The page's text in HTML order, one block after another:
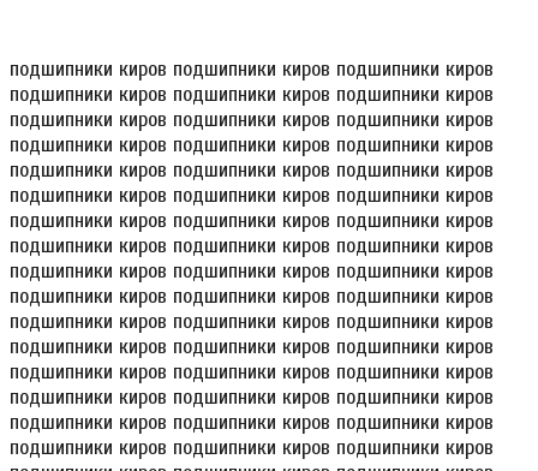
подшипники киров подшипники киров подшипники киров
подшипники киров подшипники киров подшипники киров
подшипники киров подшипники киров подшипники киров
подшипники киров подшипники киров подшипники киров
подшипники киров подшипники киров подшипники киров
подшипники киров подшипники киров подшипники киров
подшипники киров подшипники киров подшипники киров
подшипники киров подшипники киров подшипники киров
подшипники киров подшипники киров подшипники киров
подшипники киров подшипники киров подшипники киров
подшипники киров подшипники киров подшипники киров
подшипники киров подшипники киров подшипники киров
подшипники киров подшипники киров подшипники киров
подшипники киров подшипники киров подшипники киров
подшипники киров подшипники киров подшипники киров
подшипники киров подшипники киров подшипники киров